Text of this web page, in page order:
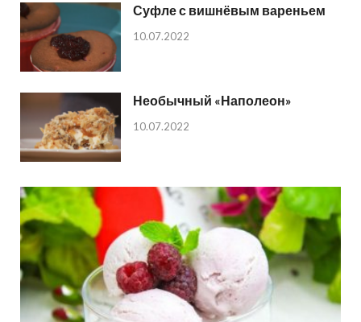
Суфле с вишнёвым вареньем
10.07.2022
Необычный «Наполеон»
10.07.2022